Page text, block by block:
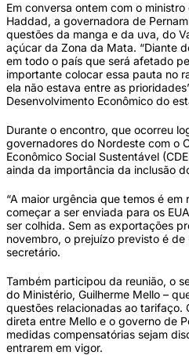
Em conversa ontem com o
Haddad, a governadora de
questões da manga e da uva, do
açúcar da Zona da Mata. “Diante
em todo o país que será afetado
importante colocar essa pauta no
ela não estava entre as
Desenvolvimento Econômico do
Durante o encontro, que ocorreu
governadores do Nordeste com o
Econômico Social Sustentável
ainda da importância da inclusão
“A maior urgência que temos é
começar a ser enviada para os
ser colhida. Sem as exportações
novembro, o prejuízo previsto é de
secretário.
Também participou da reunião, o
do Ministério, Guilherme Mello –
questões relacionadas ao tarifaço.
direta entre Mello e o governo de
medidas compensatórias sejam
entrarem em vigor.